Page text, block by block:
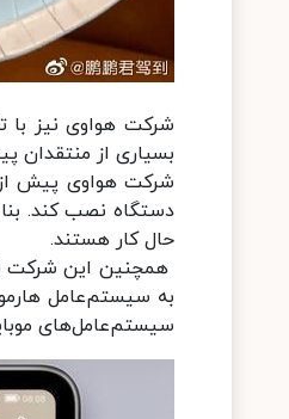
بسیاری از منتقدان
حال کار هستند.
به سیستم‌عامل
سیستم‌عامل‌های